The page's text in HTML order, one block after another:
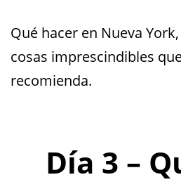
Qué hacer en Nueva
cosas imprescindibles
recomienda.
Día 3 –